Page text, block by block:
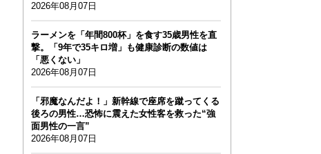
2026年08月07日
ラーメンを「年間800杯」を食す35歳男性を直
撃。「9年で35キロ増」も健康診断の数値は
「悪くない」
2026年08月07日
「邪魔なんだよ！」新幹線で座席を蹴ってくる
後ろの男性…恐怖に震えた女性客を救った“強
面男性の一言”
2026年08月07日